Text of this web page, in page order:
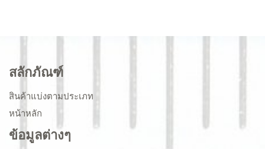
สลักภัณฑ์
สินค้าแบ่งตามประเภท
หน้าหลัก
ข้อมูลต่างๆ